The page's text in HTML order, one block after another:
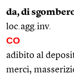
da, di
loc.agg.inv.
CO
adibito al
merci,